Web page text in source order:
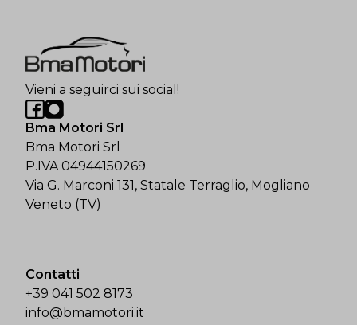
Vieni a seguirci sui social!
Bma Motori Srl
Bma Motori Srl
P.IVA 04944150269
Via G. Marconi 131, Statale Terraglio, Mogliano
Veneto (TV)
Contatti
+39 041 502 8173
info@bmamotori.it